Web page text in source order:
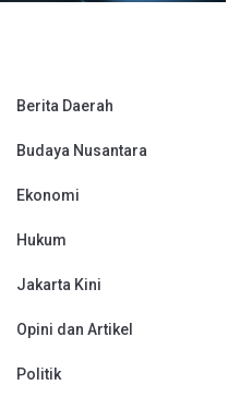
Berita Daerah
Budaya Nusantara
Ekonomi
Hukum
Jakarta Kini
Opini dan Artikel
Politik